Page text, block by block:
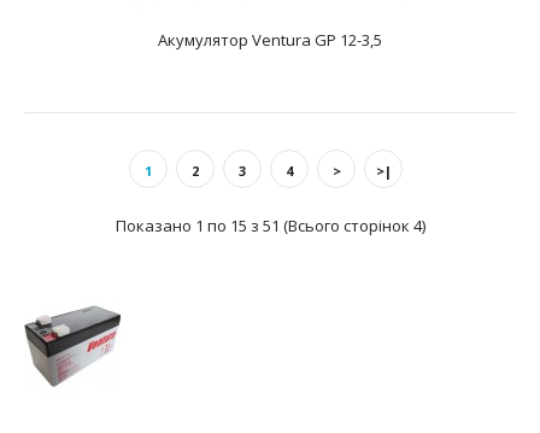
Акумулятор Ventura GP 12-3,5
1 2 3 4 > >|
Показано 1 по 15 з 51 (Всього сторінок 4)